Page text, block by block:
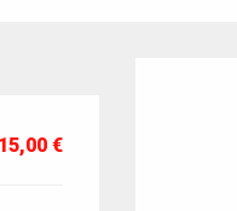
15,00 €